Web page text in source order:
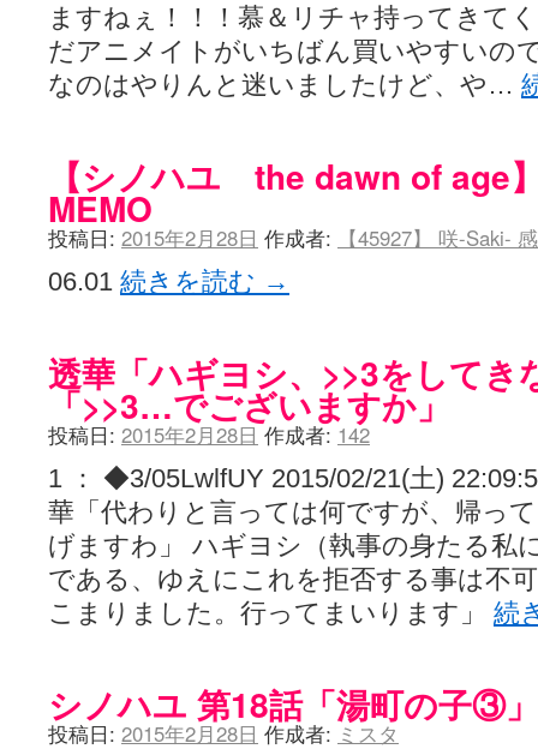
ますねぇ！！！慕＆リチャ持ってきて
だアニメイトがいちばん買いやすいの
なのはやりんと迷いましたけど、や…
【シノハユ the dawn of age
MEMO
投稿日: 2015年2月28日 作成者: 【45927】 咲-Saki-
06.01 続きを読む →
透華「ハギヨシ、>>3をしてき
「>>3…でございますか」
投稿日: 2015年2月28日 作成者: 142
1 ： ◆3/05LwlfUY 2015/02/21(土)
華「代わりと言っては何ですが、帰っ
げますわ」 ハギヨシ（執事の身たる私
である、ゆえにこれを拒否する事は不
こまりました。行ってまいります」 続
シノハユ 第18話「湯町の子③」
投稿日: 2015年2月28日 作成者: ミスタ